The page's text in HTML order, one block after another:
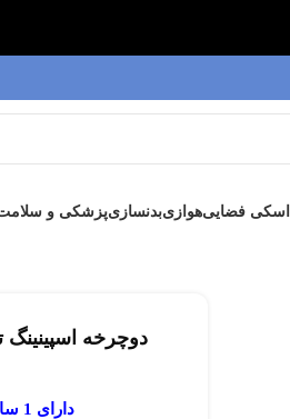
اسکی فضاییهوازیبدنسازیپزشکی و
دارای 1 سال گارانتی و خدمات